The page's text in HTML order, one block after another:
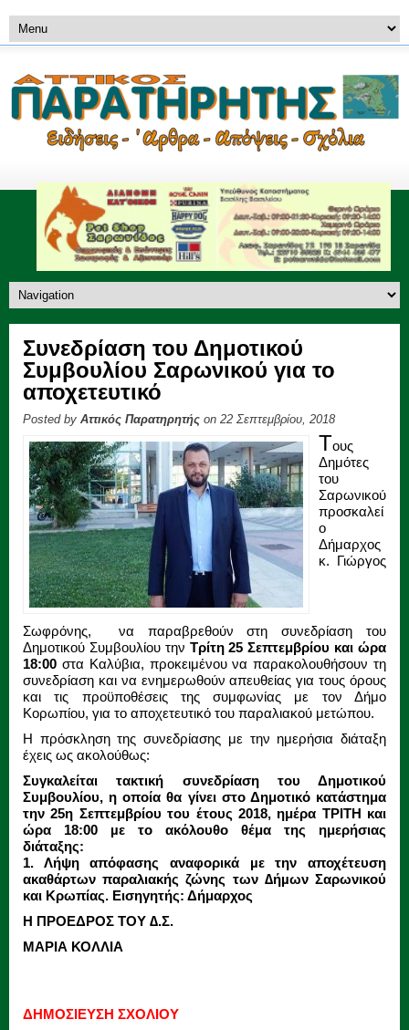
Συνεδρίαση του Δημοτικού
Συμβουλίου Σαρωνικού για το
αποχετευτικό
Posted by Αττικός Παρατηρητής on 22 Σεπτεμβρίου, 2018
Τους
Δημότες
του
Σαρωνικού
προσκαλεί
ο
Δήμαρχος
κ. Γιώργος
Σωφρόνης, να παραβρεθούν στη συνεδρίαση του
Δημοτικού Συμβουλίου την Τρίτη 25 Σεπτεμβρίου και ώρα
18:00 στα Καλύβια, προκειμένου να παρακολουθήσουν τη
συνεδρίαση και να ενημερωθούν απευθείας για τους όρους
και τις προϋποθέσεις της συμφωνίας με τον Δήμο
Κορωπίου, για το αποχετευτικό του παραλιακού μετώπου.
Η πρόσκληση της συνεδρίασης με την ημερήσια διάταξη
έχεις ως ακολούθως:
Συγκαλείται τακτική συνεδρίαση του Δημοτικού
Συμβουλίου, η οποία θα γίνει στο Δημοτικό κατάστημα
την 25η Σεπτεμβρίου του έτους 2018, ημέρα ΤΡΙΤΗ και
ώρα 18:00 µε το ακόλουθο θέμα της ημερήσιας
διάταξης:
1. Λήψη απόφασης αναφορικά µε την αποχέτευση
ακαθάρτων παραλιακής ζώνης των ∆ήµων Σαρωνικού
και Κρωπίας. Εισηγητής: Δήμαρχος
Η ΠΡΟΕΔΡΟΣ ΤΟΥ ∆.Σ.
ΜΑΡΙΑ ΚΟΛΛΙΑ
ΔΗΜΟΣΙΕΥΣΗ ΣΧΟΛΙΟΥ